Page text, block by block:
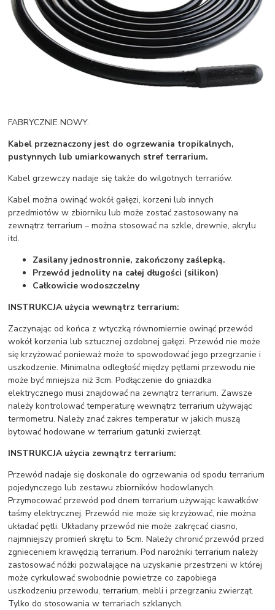
FABRYCZNIE NOWY.
Kabel przeznaczony jest do ogrzewania tropikalnych,
pustynnych lub umiarkowanych stref terrarium.
Kabel grzewczy nadaje się także do wilgotnych terrariów.
Kabel można owinąć wokół gałęzi, korzeni lub innych
przedmiotów w zbiorniku lub może zostać zastosowany na
zewnątrz terrarium – można stosować na szkle, drewnie, akrylu
itd.
Zasilany jednostronnie, zakończony zaślepką.
Przewód jednolity na całej długości (silikon)
Całkowicie wodoszczelny
INSTRUKCJA użycia wewnątrz terrarium:
Zaczynając od końca z wtyczką równomiernie owinąć przewód
wokół korzenia lub sztucznej ozdobnej gałęzi. Przewód nie może
się krzyżować ponieważ może to spowodować jego przegrzanie i
uszkodzenie. Minimalna odległość między pętlami przewodu nie
może być mniejsza niż 3cm. Podłączenie do gniazdka
elektrycznego musi znajdować na zewnątrz terrarium. Zawsze
należy kontrolować temperaturę wewnątrz terrarium używając
termometru. Należy znać zakres temperatur w jakich muszą
bytować hodowane w terrarium gatunki zwierząt.
INSTRUKCJA użycia zewnątrz terrarium:
Przewód nadaje się doskonale do ogrzewania od spodu terrarium
pojedynczego lub zestawu zbiorników hodowlanych.
Przymocować przewód pod dnem terrarium używając kawałków
taśmy elektrycznej. Przewód nie może się krzyżować, nie można
układać pętli. Układany przewód nie może zakręcać ciasno,
najmniejszy promień skrętu to 5cm. Należy chronić przewód przed
zgnieceniem krawędzią terrarium. Pod narożniki terrarium należy
zastosować nóżki pozwalające na uzyskanie przestrzeni w której
może cyrkulować swobodnie powietrze co zapobiega
uszkodzeniu przewodu, terrarium, mebli i przegrzaniu zwierząt.
Tylko do stosowania w terrariach szklanych.